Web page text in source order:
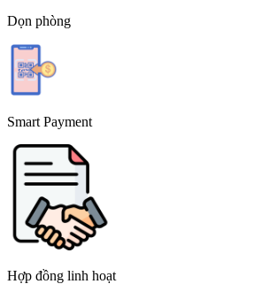
Dọn phòng
Smart Payment
Hợp đồng linh hoạt